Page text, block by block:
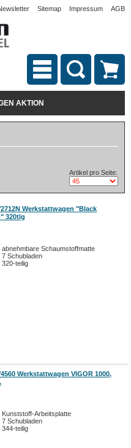
Sitemap Impressum AGB
AKTION
Artikel pro Seite:
Werkstattwagen "Black
320tlg
abnehmbare Schaumstoffmatte
7 Schubladen
320-teilig
Werkstattwagen VIGOR 1000,
Kunststoff-Arbeitsplatte
7 Schubladen
344-teilig